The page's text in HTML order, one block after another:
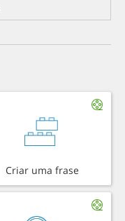
Criar uma frase